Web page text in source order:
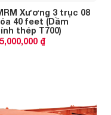
Xương 3 trục 08
40 feet (Dầm
thép T700)
₫